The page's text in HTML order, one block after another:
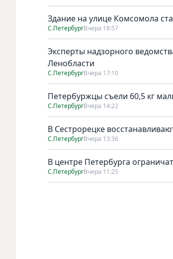
Здание на улице Комсомола
С.ПетербургВчера 18:57
Эксперты надзорного
Ленобласти
С.ПетербургВчера 17:10
Петербуржцы съели 60,5 кг
С.ПетербургВчера 14:22
В Сестрорецке
С.ПетербургВчера 13:36
В центре Петербурга
С.ПетербургВчера 11:25